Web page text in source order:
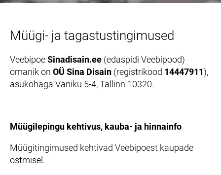
Müügi- ja tagastustingimused
VeebipoeSinadisain.ee (edaspidi Veebipood)
omanik on OÜ Sina Disain (registrikood 14447911),
asukohaga Vaniku 5-4, Tallinn 10320.
Müügilepingu kehtivus, kauba- ja hinnainfo
Müügitingimused kehtivad Veebipoest kaupade
ostmisel.